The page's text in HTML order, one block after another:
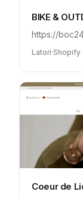
BIKE &
https://
Latori·Shopify
Coeur de